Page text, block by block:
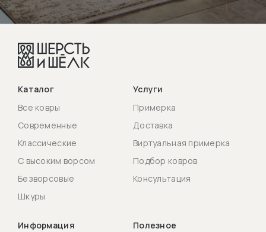
Каталог
Все ковры
Современные
Классические
С высоким ворсом
Безворсовые
Шкуры
Услуги
Примерка
Доставка
Виртуальная примерка
Подбор ковров
Консультация
Информация
Полезное